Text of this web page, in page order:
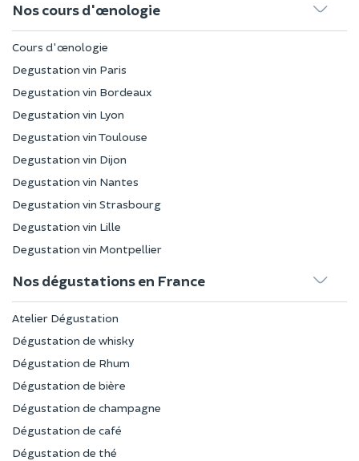
Nos cours d'œnologie
Cours d'œnologie
Degustation vin Paris
Degustation vin Bordeaux
Degustation vin Lyon
Degustation vin Toulouse
Degustation vin Dijon
Degustation vin Nantes
Degustation vin Strasbourg
Degustation vin Lille
Degustation vin Montpellier
Nos dégustations en France
Atelier Dégustation
Dégustation de whisky
Dégustation de Rhum
Dégustation de bière
Dégustation de champagne
Dégustation de café
Dégustation de thé